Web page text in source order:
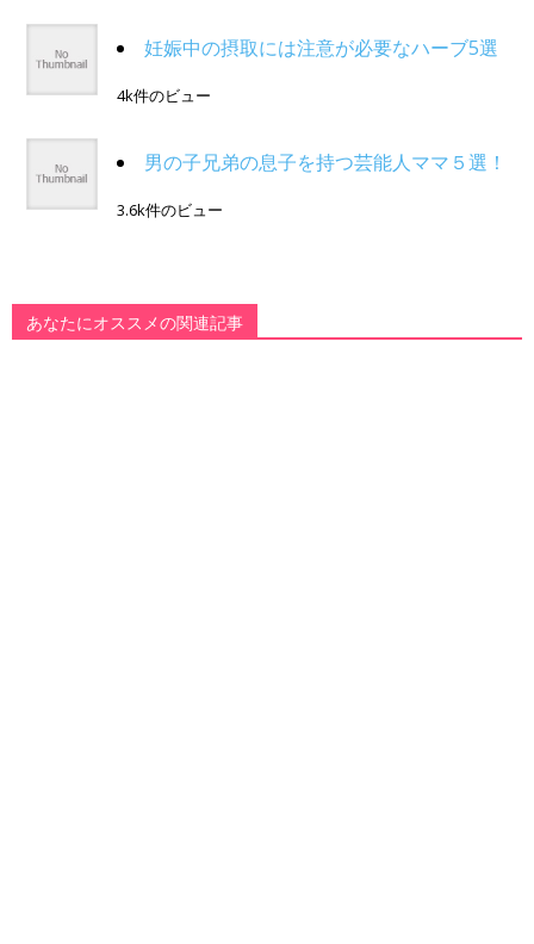
妊娠中の摂取には注意が必要なハーブ5選
4k件のビュー
男の子兄弟の息子を持つ芸能人ママ５選！
3.6k件のビュー
あなたにオススメの関連記事